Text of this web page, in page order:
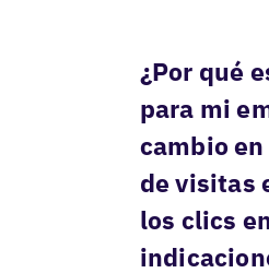
¿Por qué
para mi
cambio
de visitas
los clics